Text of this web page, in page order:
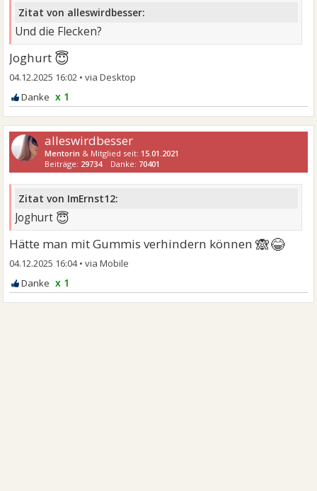
Zitat von alleswirdbesser:
Und die Flecken?
Joghurt 😇
04.12.2025 16:02 •
x 1
alleswirdbesser
Mentorin & Mitglied seit: 15.01.2021
Beiträge: 29734 Danke: 70401
Zitat von ImErnst12:
Joghurt 😇
Hätte man mit Gummis verhindern können🙈😂
04.12.2025 16:04•
x 1